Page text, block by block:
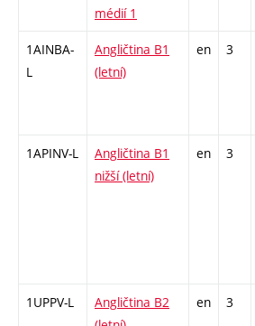
médií 1
1AINBA-
L
Angličtina B1
(letní)
en 3
1APINV-L
Angličtina B1
nižší (letní)
en 3
1UPPV-L
Angličtina B2
en 3